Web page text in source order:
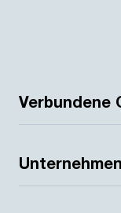
Verbundene
Unternehmen